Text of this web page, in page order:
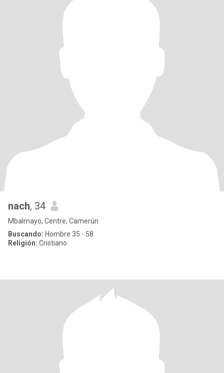
nach, 34
Mbalmayo, Centre, Camerún
Buscando: Hombre 35 - 58
Religión: Cristiano